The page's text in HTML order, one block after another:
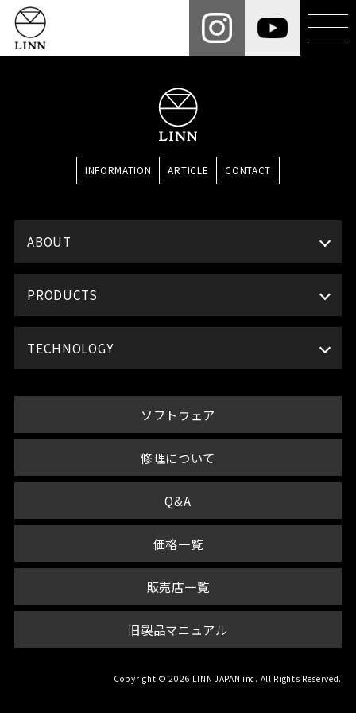
INFORMATION ARTICLE CONTACT
ABOUT
PRODUCTS
TECHNOLOGY
ソフトウェア
修理について
Q&A
価格一覧
販売店一覧
旧製品マニュアル
Copyright © 2026 LINN JAPAN inc. All Rights Reserved.